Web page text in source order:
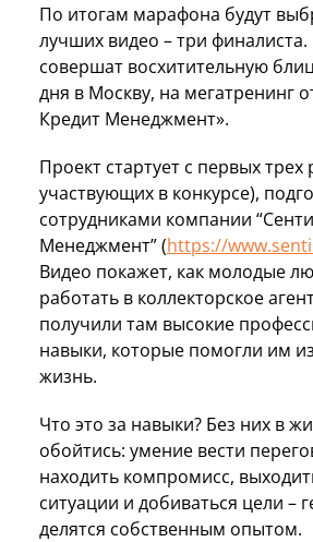
По итогам марафона будут
лучших видео – три
совершат восхитительную
дня в Москву, на мегатренинг
Кредит Менеджмент».
Проект стартует с первых трех
участвующих в конкурсе),
сотрудниками компании
Менеджмент” (https://
Видео покажет, как молодые
работать в коллекторское
получили там высокие
навыки, которые помогли им
жизнь.
Что это за навыки? Без них в
обойтись: умение вести
находить компромисс,
ситуации и добиваться цели –
делятся собственным опытом.